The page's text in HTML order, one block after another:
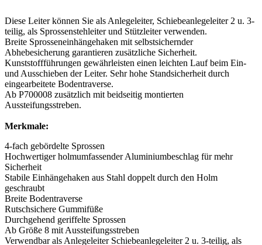
Diese Leiter können Sie als Anlegeleiter, Schiebeanlegeleiter 2 u. 3-
teilig, als Sprossenstehleiter und Stützleiter verwenden.
Breite Sprosseneinhängehaken mit selbstsichernder
Abhebesicherung garantieren zusätzliche Sicherheit.
Kunststoffführungen gewährleisten einen leichten Lauf beim Ein-
und Ausschieben der Leiter. Sehr hohe Standsicherheit durch
eingearbeitete Bodentraverse.
Ab P700008 zusätzlich mit beidseitig montierten
Aussteifungsstreben.
Merkmale:
4-fach gebördelte Sprossen
Hochwertiger holmumfassender Aluminiumbeschlag für mehr
Sicherheit
Stabile Einhängehaken aus Stahl doppelt durch den Holm
geschraubt
Breite Bodentraverse
Rutschsichere Gummifüße
Durchgehend geriffelte Sprossen
Ab Größe 8 mit Aussteifungsstreben
Verwendbar als Anlegeleiter Schiebeanlegeleiter 2 u. 3-teilig, als